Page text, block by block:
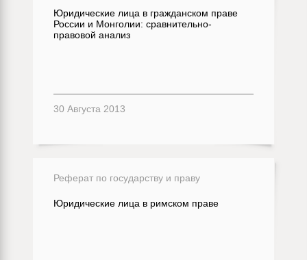
Юридические лица в гражданском праве
России и Монголии: сравнительно-
правовой анализ
30 Августа 2013
Реферат по государству и праву
Юридические лица в римском праве